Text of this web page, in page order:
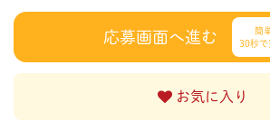
応募画面へ進む
簡
30秒で
お気に入り